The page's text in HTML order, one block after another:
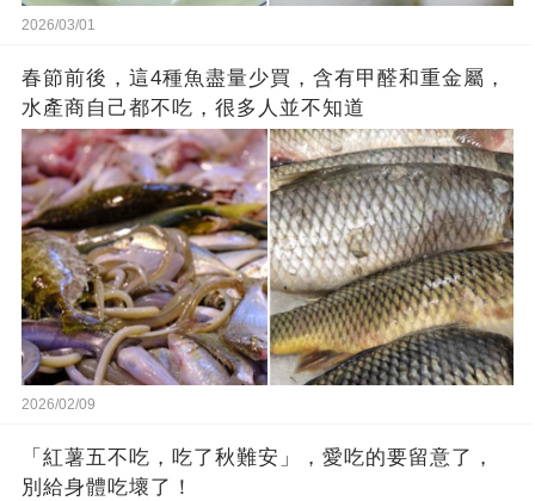
2026/03/01
春節前後，這4種魚盡量少買，含有甲醛和重金屬，
水產商自己都不吃，很多人並不知道
2026/02/09
「紅薯五不吃，吃了秋難安」，愛吃的要留意了，
別給身體吃壞了！